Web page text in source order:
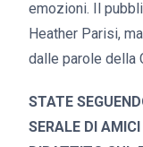
emozioni. Il
Heather Parisi,
dalle parole della
STATE
SERALE DI